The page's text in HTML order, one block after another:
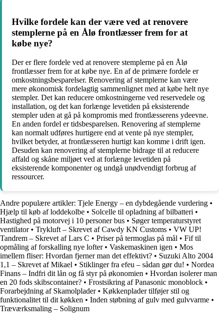
Hvilke fordele kan der være ved at renovere
stemplerne på en Ålø frontlæsser frem for at
købe nye?
Der er flere fordele ved at renovere stemplerne på en Ålø
frontlæsser frem for at købe nye. En af de primære fordele er
omkostningsbesparelser. Renovering af stemplerne kan være
mere økonomisk fordelagtig sammenlignet med at købe helt nye
stempler. Det kan reducere omkostningerne ved reservedele og
installation, og det kan forlænge levetiden på eksisterende
stempler uden at gå på kompromis med frontlæsserens ydeevne.
En anden fordel er tidsbesparelsen. Renovering af stemplerne
kan normalt udføres hurtigere end at vente på nye stempler,
hvilket betyder, at frontlæsseren hurtigt kan komme i drift igen.
Desuden kan renovering af stemplerne bidrage til at reducere
affald og skåne miljøet ved at forlænge levetiden på
eksisterende komponenter og undgå unødvendigt forbrug af
ressourcer.
Andre populære artikler: Tjele Energy – en dybdegående vurdering •
Hjælp til køb af loddekolbe • Solcelle til opladning af bilbatteri •
Hastighed på motorvej i 10 personer bus • Søger temperaturstyret
ventilator• Trykluft – Skrevet af Cawdy KN Customs • VW UP!
Tandrem – Skrevet af Lars C • Priser på termoglas på mål • Fif til
opmåling af forskalling nye lofter• Vaskemaskinen igen • Mos
imellem fliser: Hvordan fjerner man det effektivt? • Suzuki Alto 2004
1,1 – Skrevet af Mikael • Stiklinger fra efeu – sådan gør du! • Nordea
Finans – Indfri dit lån og få styr på økonomien • Hvordan isolerer man
en 20 fods skibscontainer? • Frostsikring af Panasonic monoblock •
Forarbejdning af Skamolplader• Køkkenplader tilføjer stil og
funktionalitet til dit køkken • Inden støbning af gulv med gulvvarme •
Træværksmaling – Solignum